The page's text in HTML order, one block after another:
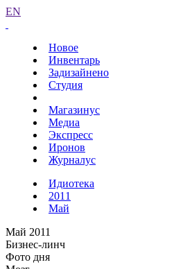
EN
Новое
Инвентарь
Задизайнено
Студия
Магазинус
Медиа
Экспресс
Иронов
Журналус
Идиотека
2011
Май
Май 2011
Бизнес-линч
Фото дня